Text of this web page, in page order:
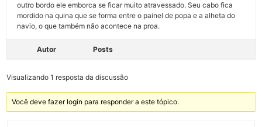
outro bordo ele emborca se ficar muito atravessado. Seu cabo fica
mordido na quina que se forma entre o painel de popa e a alheta do
navio, o que também não acontece na proa.
Autor Posts
Visualizando 1 resposta da discussão
Você deve fazer login para responder a este tópico.